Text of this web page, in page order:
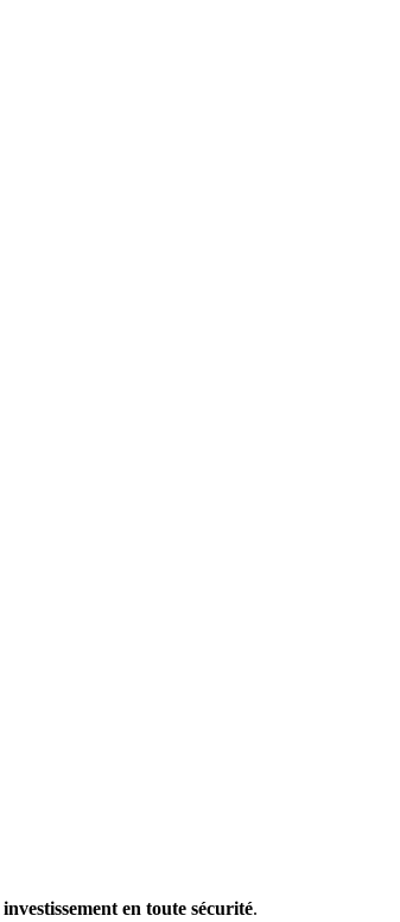
investissement en toute sécurité.